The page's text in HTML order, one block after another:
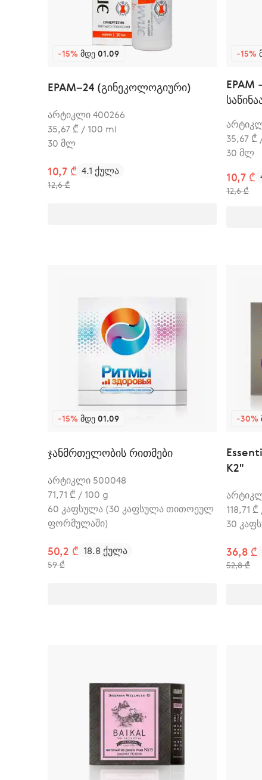
-15% ᲛᲓᲔ 01.09
EPAM–24 (გინეკოლოგიური)
არტიკლი 400266
35,67 ₾ / 100 ml
30 მლ
10,7 ₾
12,6 ₾
4.1 ქულა
-15%
EPAM
35,67 ₾
30 მლ
10,7 ₾
12,6 ₾
-15% ᲛᲓᲔ 01.09
ჯანმრთელობის რითმები
არტიკლი 500048
71,71 ₾ / 100 g
60 კაფსულა (30 კაფსულა თითოეულ
ფორმულაში)
50,2 ₾
59 ₾
18.8 ქულა
-30%
K2"
118,71
30
36,8 ₾
52,8 ₾